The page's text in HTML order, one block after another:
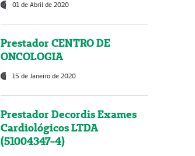
01 de Abril de 2020
Prestador CENTRO DE
ONCOLOGIA
15 de Janeiro de 2020
Prestador Decordis Exames
Cardiológicos LTDA
(51004347-4)